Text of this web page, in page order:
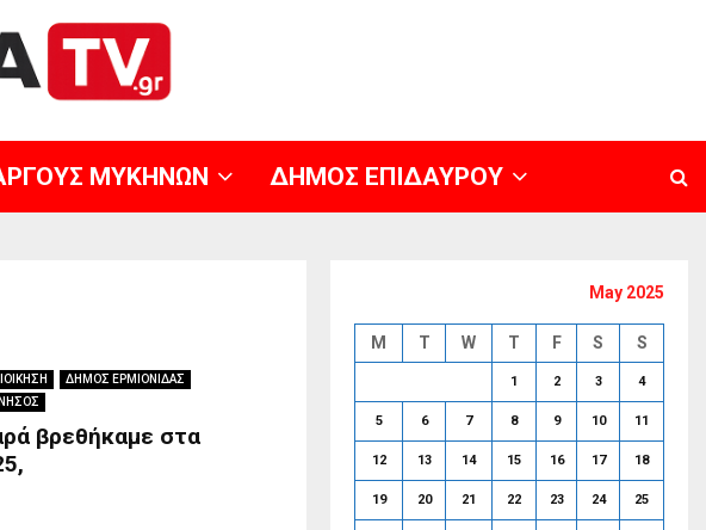
ΜΥΚΗΝΩΝ ΔΗΜΟΣ ΕΠΙΔΑΥΡΟΥ
ΔΗΜΟΣ ΕΡΜΙΟΝΙΔΑΣ
βρεθήκαμε στα
May 2025
M T W T F S S
1 2 3 4
5 6 7 8 9 10 11
12 13 14 15 16 17 18
19 20 21 22 23 24 25